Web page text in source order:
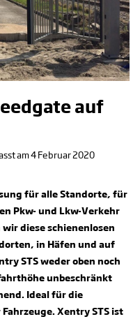
auf
am 4 Februar 2020
für alle Standorte, für
Pkw- und Lkw-Verkehr
diese schienenlosen
in Häfen und auf
STS weder oben noch
unbeschränkt
Ideal für die
Xentry STS ist